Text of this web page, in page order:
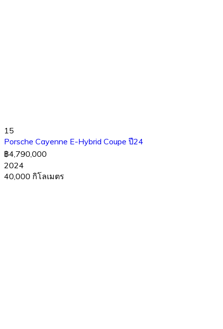
15
Porsche Cayenne E-Hybrid Coupe ปี24
฿4,790,000
2024
40,000 กิโลเมตร